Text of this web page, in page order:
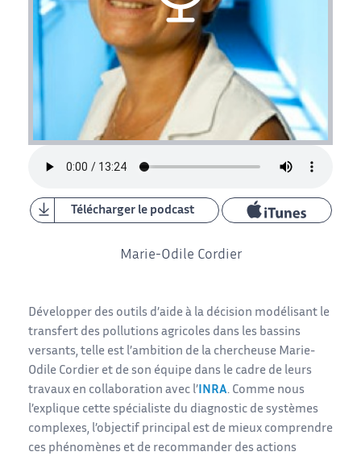
Télécharger le podcast
Marie-Odile Cordier
Développer des outils d’aide à la décision modélisant le
transfert des pollutions agricoles dans les bassins
versants, telle est l’ambition de la chercheuse Marie-
Odile Cordier et de son équipe dans le cadre de leurs
travaux en collaboration avec l’ INRA. Comme nous
l’explique cette spécialiste du diagnostic de systèmes
complexes, l’objectif principal est de mieux comprendre
ces phénomènes et de recommander des actions